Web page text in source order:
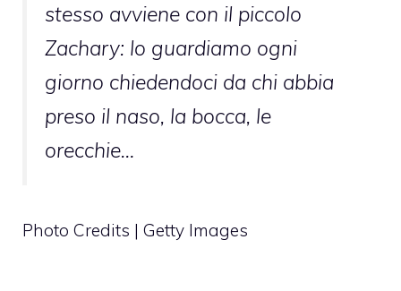
stesso avviene con il piccolo
Zachary: lo guardiamo ogni
giorno chiedendoci da chi abbia
preso il naso, la bocca, le
orecchie…
Photo Credits | Getty Images